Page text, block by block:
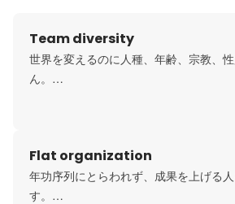
Team diversity
世界を変えるのに人種、年齢、宗教、
ん。
マーケットは常に世界であり、チーム全
く」生きれる、そんな環境を目指して
Flat organization
年功序列にとらわれず、成果を上げる
す。